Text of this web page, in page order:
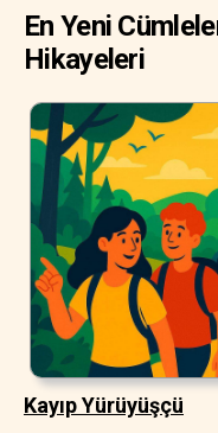
En Yeni
Hikayeleri
Kayıp Yürüyüşçü